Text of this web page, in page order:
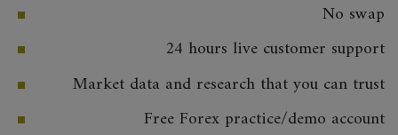
No swap
24 hours live customer support
Market data and research that you can trust
Free Forex practice/demo account